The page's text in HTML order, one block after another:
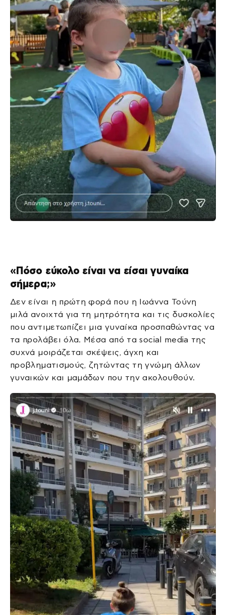
«Πόσο εύκολο είναι να είσαι γυναίκα
σήμερα;»
Δεν είναι η πρώτη φορά που η Ιωάννα Τούνη
μιλά ανοιχτά για τη μητρότητα και τις δυσκολίες
που αντιμετωπίζει μια γυναίκα προσπαθώντας να
τα προλάβει όλα. Μέσα από τα social media της
συχνά μοιράζεται σκέψεις, άγχη και
προβληματισμούς, ζητώντας τη γνώμη άλλων
γυναικών και μαμάδων που την ακολουθούν.